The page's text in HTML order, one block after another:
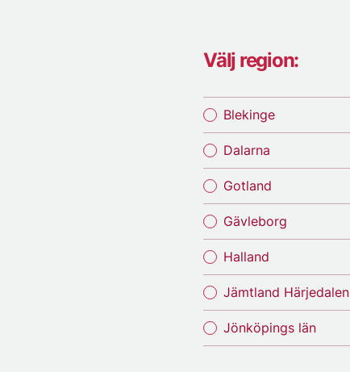
Välj region:
Blekinge
Dalarna
Gotland
Gävleborg
Halland
Jämtland Härjedalen
Jönköpings län